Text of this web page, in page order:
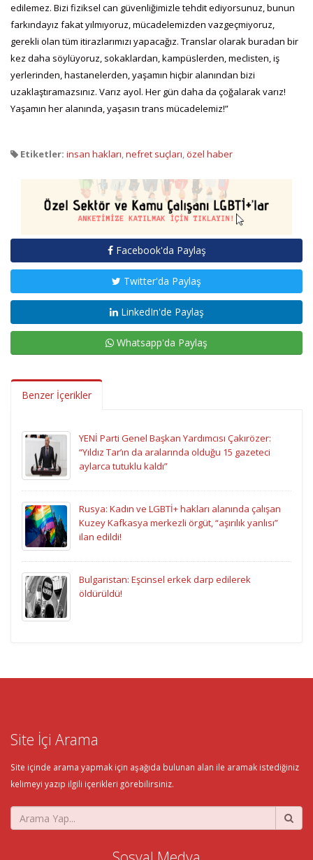
edilemez. Bizi fiziksel can güvenliğimizle tehdit ediyorsunuz, bunun
farkındayız fakat yılmıyoruz, mücadelemizden vazgeçmiyoruz,
gerekli olan tüm itirazlarımızı yapacağız. Translar olarak buradan bir
kez daha söylüyoruz, sokaklardan, kampüslerden, meclisten, iş
yerlerinden, hastanelerden, yaşamın hiçbir alanından bizi
uzaklaştıramazsınız. Varız ayol. Her gün daha da çoğalarak varız!
Yaşamın her alanında, yaşasın trans mücadelemiz!”
Etiketler: insan hakları,nefret suçları,özel haber
Facebook'da Paylaş
Twitter'da Paylaş
LinkedIn'de Paylaş
Whatsapp'da Paylaş
Benzer İçerikler
YENİ Parti Genel Başkan Yardımcısı Çakırözer:
“Yıldız Tar’ın da aralarında olduğu 15 gazeteci
aylarca tutuklu kaldı”
Rusya: Kadın ve LGBTİ+ hakları alanında çalışan
Kuzey Kafkasya merkezli örgüt, “aşırılık yanlısı”
ilan edildi!
Bulgaristan: Eşcinsel erkek darp edilerek
öldürüldü!
Site İçi Arama
Site içinde arama yapmak için aşağıda bulunan alan ile aramak istediğiniz
kelimeyi yazıp ilgili içerikleri görebilirsiniz.